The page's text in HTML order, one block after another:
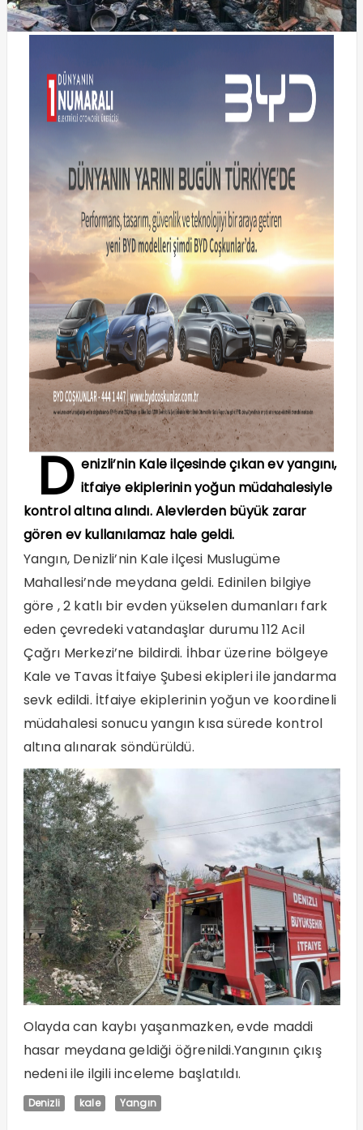
D enizli’nin Kale ilçesinde çıkan ev yangını,
itfaiye ekiplerinin yoğun müdahalesiyle
kontrol altına alındı. Alevlerden büyük zarar
gören ev kullanılamaz hale geldi.
Yangın, Denizli’nin Kale ilçesi Muslugüme
Mahallesi’nde meydana geldi. Edinilen bilgiye
göre , 2 katlı bir evden yükselen dumanları fark
eden çevredeki vatandaşlar durumu 112 Acil
Çağrı Merkezi’ne bildirdi. İhbar üzerine bölgeye
Kale ve Tavas İtfaiye Şubesi ekipleri ile jandarma
sevk edildi. İtfaiye ekiplerinin yoğun ve koordineli
müdahalesi sonucu yangın kısa sürede kontrol
altına alınarak söndürüldü.
Olayda can kaybı yaşanmazken, evde maddi
hasar meydana geldiği öğrenildi.Yangının çıkış
nedeni ile ilgili inceleme başlatıldı.
Denizli kale Yangın